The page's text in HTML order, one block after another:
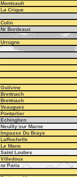
Montsault
La Crique
Colin
Nr Bordeaux
Urrugne
Guilvine
Brettnach
Brettnach
Veaugues
Pontarlier
Echinghen
Neuilly sur Marne
Impasse Du Braye
LaRochelle
Le Mans
Saint Loubes
Villedoux
nr Paris